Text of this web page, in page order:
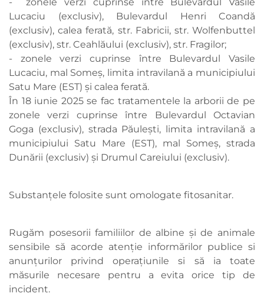
- zonele verzi cuprinse între Bulevardul Vasile
Lucaciu (exclusiv), Bulevardul Henri Coandă
(exclusiv), calea ferată, str. Fabricii, str. Wolfenbuttel
(exclusiv), str. Ceahlăului (exclusiv), str. Fragilor;
- zonele verzi cuprinse între Bulevardul Vasile
Lucaciu, mal Someș, limita intravilană a municipiului
Satu Mare (EST) și calea ferată.
În 18 iunie 2025 se fac tratamentele la arborii de pe
zonele verzi cuprinse între Bulevardul Octavian
Goga (exclusiv), strada Păulești, limita intravilană a
municipiului Satu Mare (EST), mal Someș, strada
Dunării (exclusiv) şi Drumul Careiului (exclusiv).
Substanțele folosite sunt omologate fitosanitar.
Rugăm posesorii familiilor de albine și de animale
sensibile să acorde atenție informărilor publice si
anunțurilor privind operațiunile si să ia toate
măsurile necesare pentru a evita orice tip de
incident.